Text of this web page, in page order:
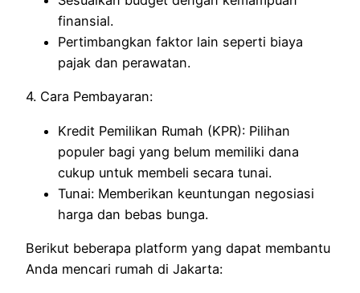
finansial.
Pertimbangkan faktor lain seperti biaya
pajak dan perawatan.
4. Cara Pembayaran:
Kredit Pemilikan Rumah (KPR): Pilihan
populer bagi yang belum memiliki dana
cukup untuk membeli secara tunai.
Tunai: Memberikan keuntungan negosiasi
harga dan bebas bunga.
Berikut beberapa platform yang dapat membantu
Anda mencari rumah di Jakarta: